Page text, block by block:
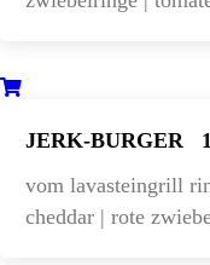
JERK-BURGER
vom lavasteingrill
cheddar | rote